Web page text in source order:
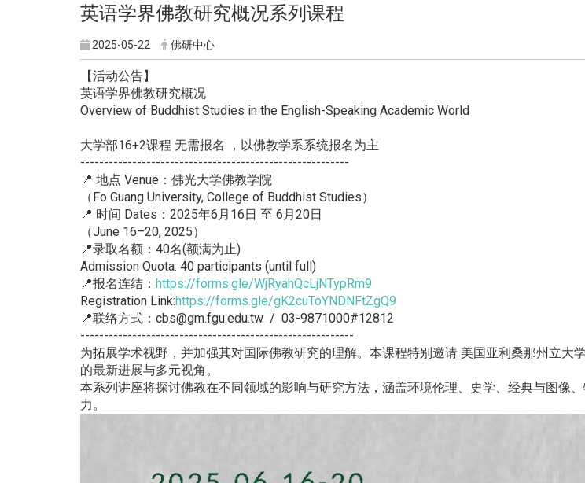
英语学界佛教研究概况系列课程
2025-05-22 佛研中心
【活动公告】
英语学界佛教研究概况
Overview of Buddhist Studies in the English-Speaking Academic World
大学部16+2课程 无需报名 ，以佛教学系系统报名为主
---------------------------------------------------------
📍 地点 Venue：佛光大学佛教学院
（Fo Guang University, College of Buddhist Studies）
📍 时间 Dates：2025年6月16日 至 6月20日
（June 16–20, 2025）
📍录取名额：40名(额满为止)
Admission Quota: 40 participants (until full)
📍报名连结： https://forms.gle/WjRyahQcLjNTypRm9
Registration Link:https://forms.gle/gK2cuToYNDNFtZgQ9
📍联络方式：cbs@gm.fgu.edu.tw / 03-9871000#12812
----------------------------------------------------------
为拓展学术视野，并加强其对国际佛教研究的理解。本课程特别邀请 美国亚利桑那州立
的最新进展与多元视角。
本系列讲座将探讨佛教在不同领域的影响与研究方法，涵盖环境伦理、史学、经典与图像
力。